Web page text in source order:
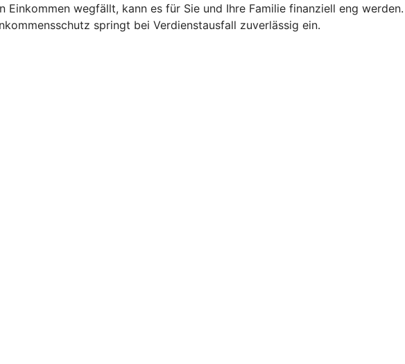
wegfällt, kann es für Sie und Ihre Familie finanziell eng werden.
springt bei Verdienstausfall zuverlässig ein.